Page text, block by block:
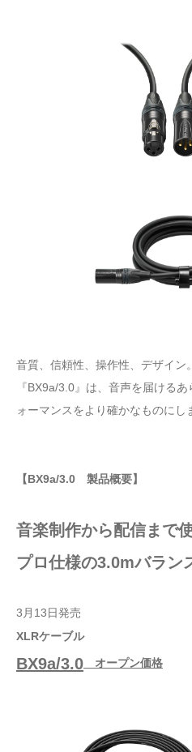
音質、信頼性、操作性、デザイン
『BX9a/3.0』は、音声を届ける
ォーマンスをより確かなものにし
【BX9a/3.0 製品概要】
音楽制作から配信まで
プロ仕様の3.0mバラン
3月13日発売
XLRケーブル
BX9a/3.0 オープン価格